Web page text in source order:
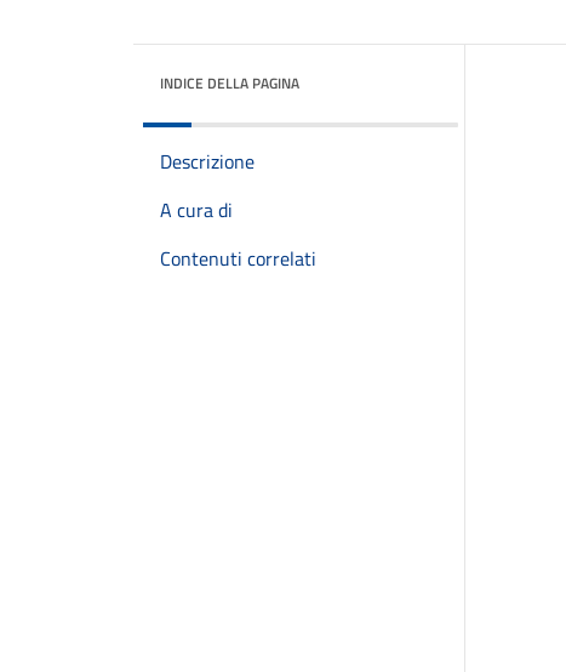
INDICE DELLA PAGINA
Descrizione
A cura di
Contenuti correlati